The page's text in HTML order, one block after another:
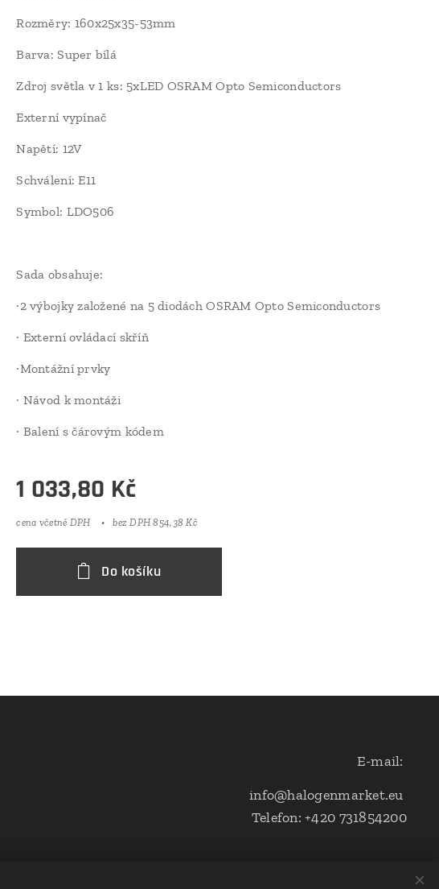
Rozměry: 160x25x35-53mm
Barva: Super bílá
Zdroj světla v 1 ks: 5xLED OSRAM Opto Semiconductors
Externí vypínač
Napětí: 12V
Schválení: E11
Symbol: LDO506
Sada obsahuje:
·2 výbojky založené na 5 diodách OSRAM Opto Semiconductors
· Externí ovládací skříň
·Montážní prvky
· Návod k montáži
· Balení s čárovým kódem
1 033,80 Kč
cena včetně DPH bez DPH 854,38 Kč
Do košíku
E-mail:
info@halogenmarket.eu
Telefon: +420 731854200